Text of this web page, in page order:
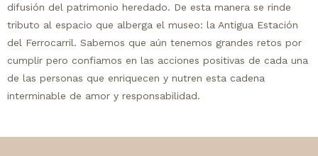
difusión del patrimonio heredado. De esta manera se rinde
tributo al espacio que alberga el museo: la Antigua Estación
del Ferrocarril. Sabemos que aún tenemos grandes retos por
cumplir pero confiamos en las acciones positivas de cada una
de las personas que enriquecen y nutren esta cadena
interminable de amor y responsabilidad.